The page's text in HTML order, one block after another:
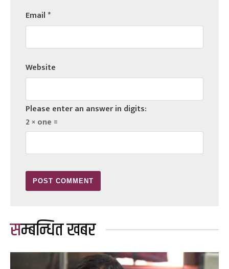
Email*
Website
Please enter an answer in digits:
2 × one =
सम्बन्धित खबर